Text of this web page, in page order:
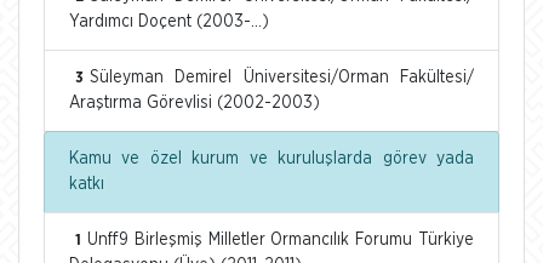
Yardımcı Doçent (2003-...)
3 Süleyman Demirel Üniversitesi/Orman Fakültesi/
Araştırma Görevlisi (2002-2003)
Kamu ve özel kurum ve kuruluşlarda görev yada
katkı
1
Unff9 Birleşmiş Milletler Ormancılık Forumu Türkiye